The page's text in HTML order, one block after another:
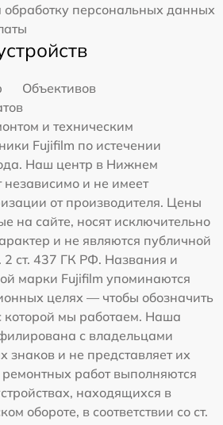
обработку персональных данных
Объективов
и техническим
Fujifilm по истечении
Наш центр в Нижнем
независимо и не имеет
от производителя. Цены
на сайте, носят исключительно
и не являются публичной
2 ст. 437 ГК РФ. Названия и
марки Fujifilm упоминаются
целях — чтобы обозначить
которой мы работаем. Наша
с владельцами
знаков и не представляет их
работ выполняются
находящихся в
обороте, в соответствии со ст.